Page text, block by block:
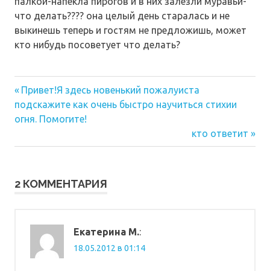
что делать???? она целый день старалась и не
выкинешь теперь и гостям не предложишь, может
кто нибудь посоветует что делать?
Навигация
по
Предыдущая
запись:
Привет!Я здесь новенький пожалуиста
подскажите как очень быстро научиться стихии
огня. Помогите!
Следующая
запись:
кто ответит
2 КОММЕНТАРИЯ
Екатерина М.:
18.05.2012 в 01:14